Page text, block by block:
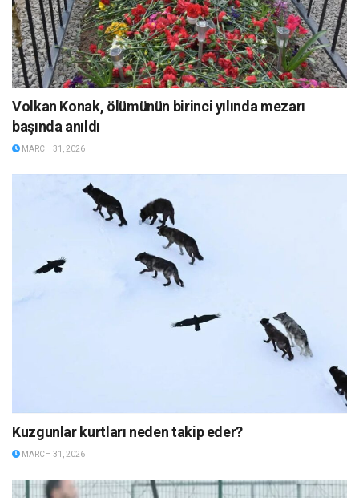
Volkan Konak, ölümünün birinci yılında mezarı
başında anıldı
MARCH 31, 2026
Kuzgunlar kurtları neden takip eder?
MARCH 31, 2026